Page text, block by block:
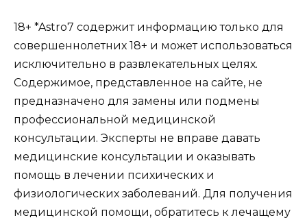
18+ *Astro7 содержит информацию только для
совершеннолетних 18+ и может использоваться
исключительно в развлекательных целях.
Содержимое, представленное на сайте, не
предназначено для замены или подмены
профессиональной медицинской
консультации. Эксперты не вправе давать
медицинские консультации и оказывать
помощь в лечении психических и
физиологических заболеваний. Для получения
медицинской помощи, обратитесь к лечащему